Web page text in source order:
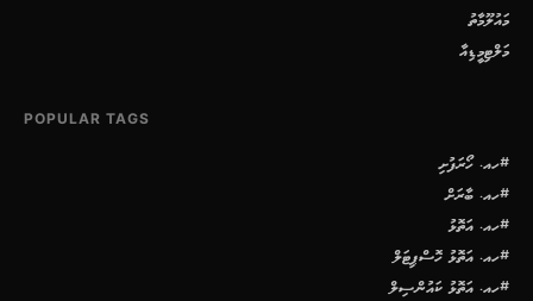
މައުލޫމާތު
މަލްޓިމީޑިއާ
POPULAR TAGS
#ހއ. ހޯރަފުށި
#ހއ. ބާރަށް
#ހއ. އަތޮޅު
#ހއ. އަތޮޅު ހޮސްޕިޓަލް
#ހއ. އަތޮޅު ކައުންސިލް